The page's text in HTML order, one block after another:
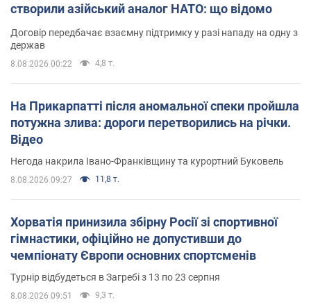
створили азійський аналог НАТО: що відомо
Договір передбачає взаємну підтримку у разі нападу на одну з
держав
8.08.2026 00:22 4,8 т.
На Прикарпатті після аномальної спеки пройшла
потужна злива: дороги перетворились на річки.
Відео
Негода накрила Івано-Франківщину та курортний Буковель
8.08.2026 09:27 11,8 т.
Хорватія принизила збірну Росії зі спортивної
гімнастики, офіційно не допустивши до
чемпіонату Європи основних спортсменів
Турнір відбудеться в Загребі з 13 по 23 серпня
8.08.2026 09:51 9,3 т.